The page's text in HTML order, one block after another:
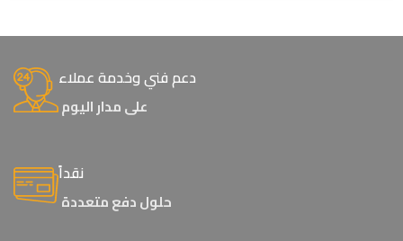
دعم فني وخدمة عملاء
على مدار اليوم
نقداً
حلول دفع متعددة